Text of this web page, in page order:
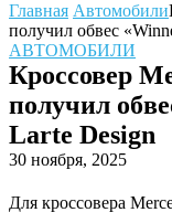
Главная Автомобили
получил обвес
АВТОМОБИЛИ
Кроссовер
получил
Larte Design
30 ноября, 2025
Для кроссовера